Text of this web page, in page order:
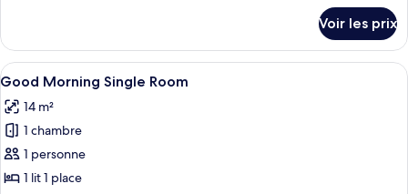
Room
le
type
de
Good
Morning
Double
Room
Voir les prix
Afficher
toutes
les
photos
pour
ce
Good Morning Single Room |
10
Good Morning Single Room
14 m²
1 chambre
1 personne
1 lit 1 place